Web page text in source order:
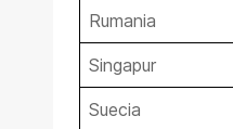
Rumania
Singapur
Suecia